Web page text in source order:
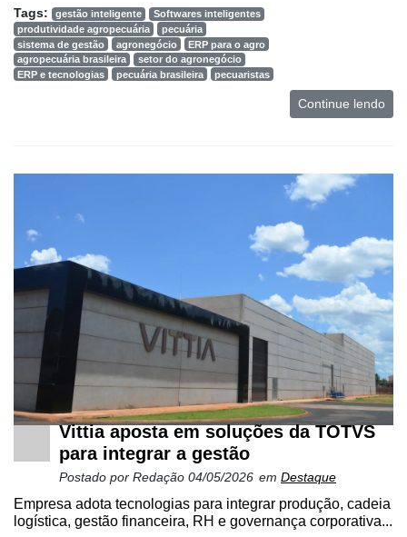
Tags: gestão inteligente
Softwares inteligentes
produtividade agropecuária
pecuária
sistema de gestão
agronegócio
ERP para o agro
agropecuária brasileira
setor do agronegócio
ERP e tecnologias
pecuária brasileira pecuaristas
Continue lendo
Vittia aposta em soluções da TOTVS
para integrar a gestão
Postado por Redação 04/05/2026 em Destaque
Empresa adota tecnologias para integrar produção, cadeia
logística, gestão financeira, RH e governança corporativa...